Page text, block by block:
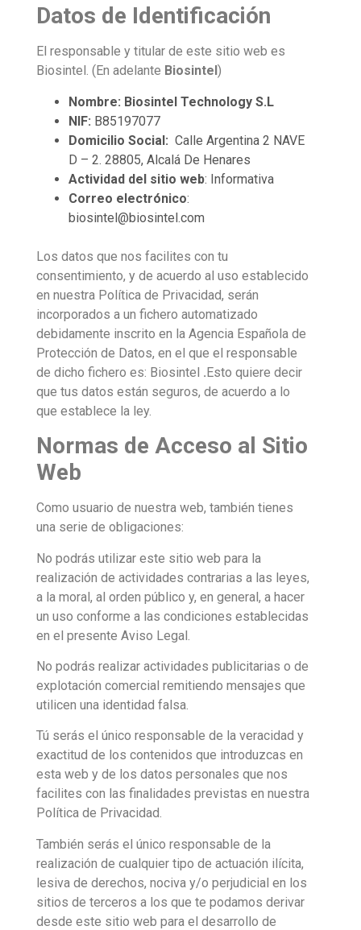
Datos de Identificación
El responsable y titular de este sitio web es
Biosintel . (En adelante Biosintel )
Nombre: Biosintel Technology S.L
NIF: B85197077
Domicilio Social: Calle Argentina 2 NAVE
D – 2. 28805, Alcalá De Henares
Actividad del sitio web: Informativa
Correo electrónico:
biosintel@biosintel.com
Los datos que nos facilites con tu
consentimiento, y de acuerdo al uso establecido
en nuestra Política de Privacidad, serán
incorporados a un fichero automatizado
debidamente inscrito en la Agencia Española de
Protección de Datos, en el que el responsable
de dicho fichero es: Biosintel .Esto quiere decir
que tus datos están seguros, de acuerdo a lo
que establece la ley.
Normas de Acceso al Sitio
Web
Como usuario de nuestra web, también tienes
una serie de obligaciones:
No podrás utilizar este sitio web para la
realización de actividades contrarias a las leyes,
a la moral, al orden público y, en general, a hacer
un uso conforme a las condiciones establecidas
en el presente Aviso Legal.
No podrás realizar actividades publicitarias o de
explotación comercial remitiendo mensajes que
utilicen una identidad falsa.
Tú serás el único responsable de la veracidad y
exactitud de los contenidos que introduzcas en
esta web y de los datos personales que nos
facilites con las finalidades previstas en nuestra
Política de Privacidad.
También serás el único responsable de la
realización de cualquier tipo de actuación ilícita,
lesiva de derechos, nociva y/o perjudicial en los
sitios de terceros a los que te podamos derivar
desde este sitio web para el desarrollo de